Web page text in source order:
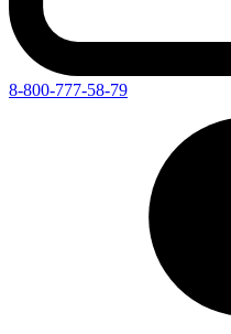
8-800-777-58-79